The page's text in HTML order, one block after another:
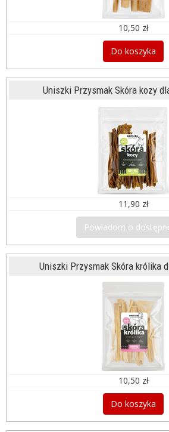
10,50 zł
Do koszyka
Uniszki Przysmak Skóra kozy
11,90 zł
Powiadom o
Uniszki Przysmak Skóra królika
10,50 zł
Do koszyka